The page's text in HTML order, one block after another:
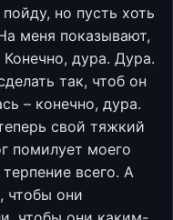
но пусть хоть
меня показывают,
дура. Дура.
так, чтоб он
– конечно, дура.
свой тяжкий
помилует моего
всего. А
чтобы они